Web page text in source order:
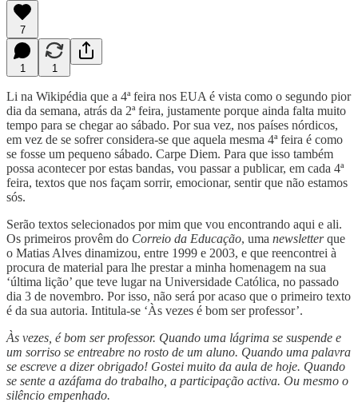
7
1 1
Li na Wikipédia que a 4ª feira nos EUA é vista como o segundo pior
dia da semana, atrás da 2ª feira, justamente porque ainda falta muito
tempo para se chegar ao sábado. Por sua vez, nos países nórdicos,
em vez de se sofrer considera-se que aquela mesma 4ª feira é como
se fosse um pequeno sábado. Carpe Diem. Para que isso também
possa acontecer por estas bandas, vou passar a publicar, em cada 4ª
feira, textos que nos façam sorrir, emocionar, sentir que não estamos
sós.
Serão textos selecionados por mim que vou encontrando aqui e ali.
Os primeiros provêm do Correio da Educação, uma newsletterque
o Matias Alves dinamizou, entre 1999 e 2003, e que reencontrei à
procura de material para lhe prestar a minha homenagem na sua
‘última lição’ que teve lugar na Universidade Católica, no passado
dia 3 de novembro. Por isso, não será por acaso que o primeiro texto
é da sua autoria. Intitula-se ‘Às vezes é bom ser professor’.
Às vezes, é bom ser professor. Quando uma lágrima se suspende e
um sorriso se entreabre no rosto de um aluno. Quando uma palavra
se escreve a dizer obrigado! Gostei muito da aula de hoje. Quando
se sente a azáfama do trabalho, a participação activa. Ou mesmo o
silêncio empenhado.